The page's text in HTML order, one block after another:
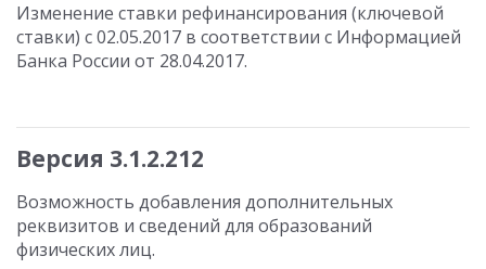
Изменение ставки рефинансирования (ключевой
ставки) с 02.05.2017 в соответствии с Информацией
Банка России от 28.04.2017.
Версия 3.1.2.212
Возможность добавления дополнительных
реквизитов и сведений для образований
физических лиц.